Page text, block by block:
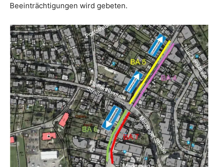
Beeinträchtigungen wird gebeten.